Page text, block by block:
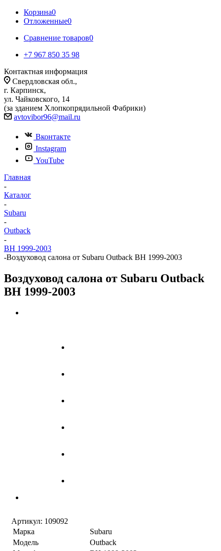
Корзина0
Отложенные0
Сравнение товаров0
+7 967 850 35 98
Контактная информация
Свердловская обл.,
г. Карпинск,
ул. Чайковского, 14
(за зданием Хлопкопрядильной Фабрики)
avtovibor96@mail.ru
Вконтакте
Instagram
YouTube
Главная
-
Каталог
-
Subaru
-
Outback
-
BH 1999-2003
-Воздуховод салона от Subaru Outback BH 1999-2003
Воздуховод салона от Subaru Outback
BH 1999-2003
Артикул: 109092
Марка
Subaru
Модель
Outback